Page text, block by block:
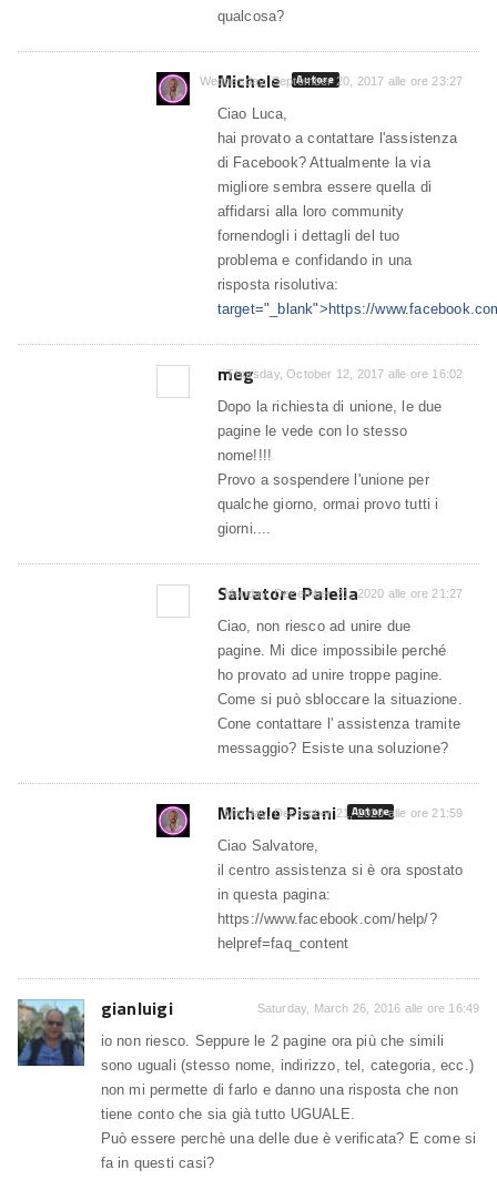
qualcosa?
Michele Autore
Wednesday, September 20, 2017 alle ore 23:27
Ciao Luca,
hai provato a contattare l'assistenza
di Facebook? Attualmente la via
migliore sembra essere quella di
affidarsi alla loro community
fornendogli i dettagli del tuo
problema e confidando in una
risposta risolutiva:
target="_blank">https://
meg
Thursday, October 12, 2017 alle ore 16:02
Dopo la richiesta di unione, le due
pagine le vede con lo stesso
nome!!!!
Provo a sospendere l'unione per
qualche giorno, ormai provo tutti i
giorni....
Salvatore Palella
Monday, December 21, 2020 alle ore 21:27
Ciao, non riesco ad unire due
pagine. Mi dice impossibile perché
ho provato ad unire troppe pagine.
Come si può sbloccare la situazione.
Cone contattare l' assistenza tramite
messaggio? Esiste una soluzione?
Michele Pisani Autore
Monday, December 21, 2020 alle ore 21:59
Ciao Salvatore,
il centro assistenza si è ora spostato
in questa pagina:
https://www.facebook.com/help/?
helpref=faq_content
gianluigi Saturday, March 26, 2016 alle ore 16:49
io non riesco. Seppure le 2 pagine ora più che simili
sono uguali (stesso nome, indirizzo, tel, categoria, ecc.)
non mi permette di farlo e danno una risposta che non
tiene conto che sia già tutto UGUALE.
Può essere perchè una delle due è verificata? E come si
fa in questi casi?